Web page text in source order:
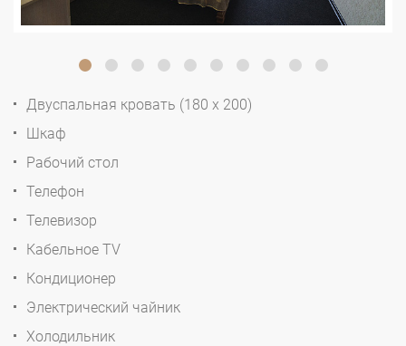
Двуспальная кровать (180 x 200)
Шкаф
Рабочий стол
Телефон
Телевизор
Кабельное TV
Кондиционер
Электрический чайник
Холодильник